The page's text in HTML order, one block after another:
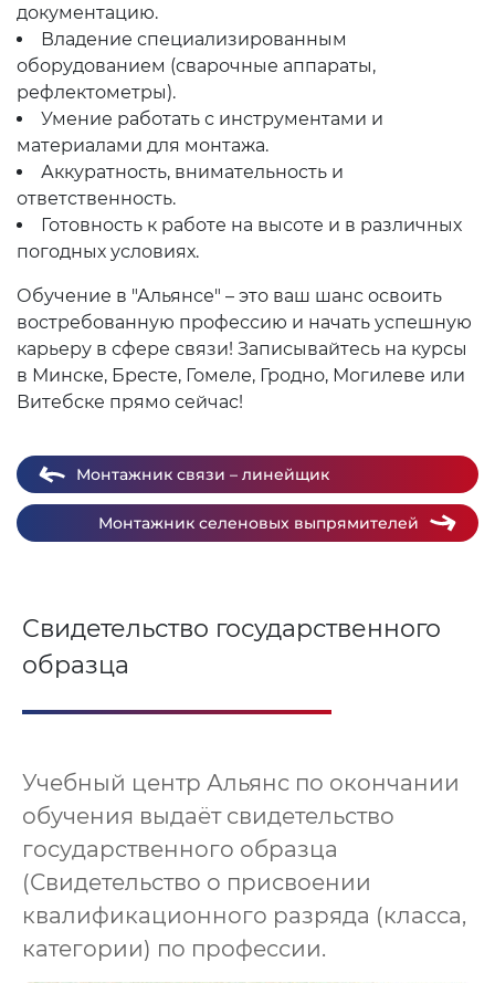
документацию.
Владение специализированным
оборудованием (сварочные аппараты,
рефлектометры).
Умение работать с инструментами и
материалами для монтажа.
Аккуратность, внимательность и
ответственность.
Готовность к работе на высоте и в различных
погодных условиях.
Обучение в "Альянсе" – это ваш шанс освоить
востребованную профессию и начать успешную
карьеру в сфере связи! Записывайтесь на курсы
в Минске, Бресте, Гомеле, Гродно, Могилеве или
Витебске прямо сейчас!
Монтажник связи – линейщик
Монтажник селеновых выпрямителей
Свидетельство государственного
образца
Учебный центр Альянс по окончании
обучения выдаёт свидетельство
государственного образца
(Свидетельство о присвоении
квалификационного разряда (класса,
категории) по профессии.